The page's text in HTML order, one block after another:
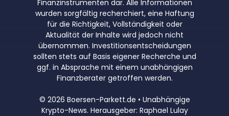
Finanzinstrumenten dar. Alle Informationen
wurden sorgfältig recherchiert, eine Haftung
für die Richtigkeit, Vollständigkeit oder
Aktualität der Inhalte wird jedoch nicht
übernommen. Investitionsentscheidungen
sollten stets auf Basis eigener Recherche und
ggf. in Absprache mit einem unabhängigen
Finanzberater getroffen werden.
© 2026 Boersen-Parkett.de • Unabhängige
Krypto-News. Herausgeber: Raphael Lulay